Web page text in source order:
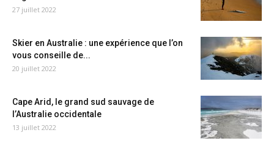
27 juillet 2022
Skier en Australie : une expérience que l’on
vous conseille de...
20 juillet 2022
Cape Arid, le grand sud sauvage de
l’Australie occidentale
13 juillet 2022